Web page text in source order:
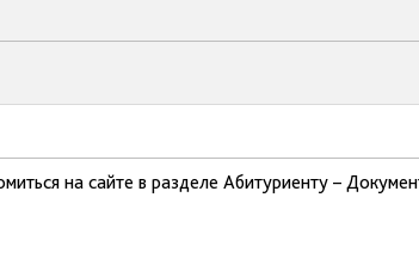
на сайте в разделе Абитуриенту –